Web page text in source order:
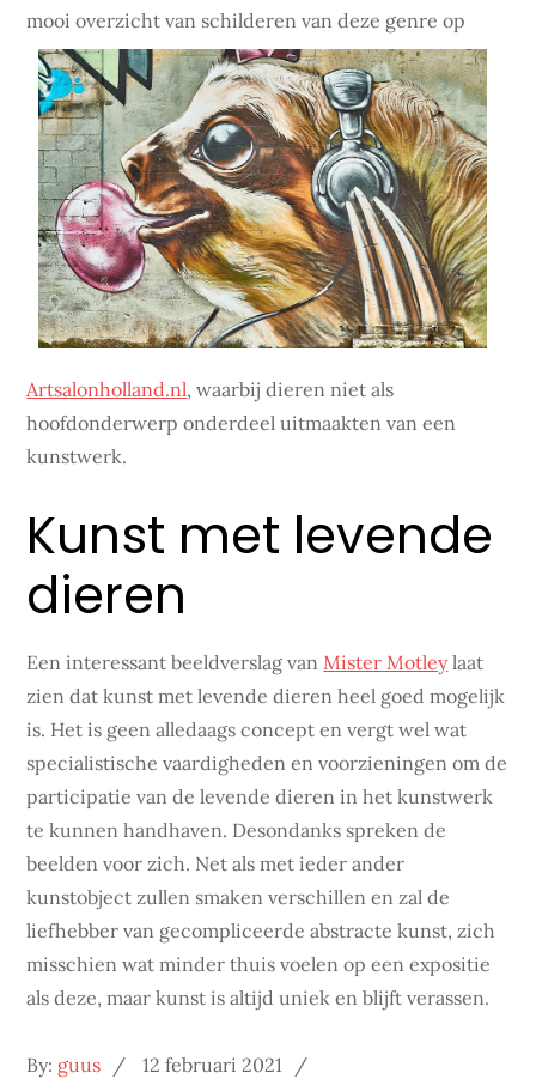
mooi overzicht van schilderen van deze genre op
Artsalonholland.nl, waarbij dieren niet als
hoofdonderwerp onderdeel uitmaakten van een
kunstwerk.
Kunst met levende
dieren
Een interessant beeldverslag vanMister Motleylaat
zien dat kunst met levende dieren heel goed mogelijk
is. Het is geen alledaags concept en vergt wel wat
specialistische vaardigheden en voorzieningen om de
participatie van de levende dieren in het kunstwerk
te kunnen handhaven. Desondanks spreken de
beelden voor zich. Net als met ieder ander
kunstobject zullen smaken verschillen en zal de
liefhebber van gecompliceerde abstracte kunst, zich
misschien wat minder thuis voelen op een expositie
als deze, maar kunst is altijd uniek en blijft verassen.
By: guus
Posted
12 februari 2021